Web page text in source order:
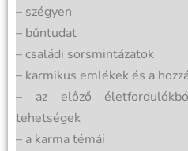
– szégyen
– bűntudat
– családi sorsmintázatok
– karmikus emlékek és a
– az előző
tehetségek
– a karma témái